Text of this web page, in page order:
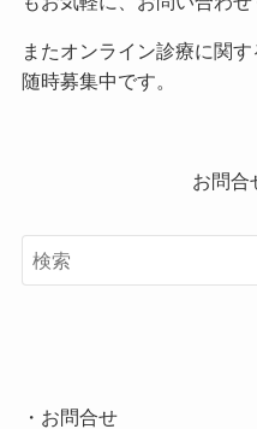
またオンライン診療に関
随時募集中です。
お問合
・ お問合せ